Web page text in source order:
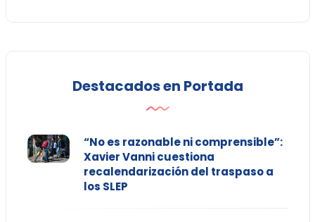
Destacados en Portada
“No es razonable ni comprensible”:
Xavier Vanni cuestiona
recalendarización del traspaso a
los SLEP